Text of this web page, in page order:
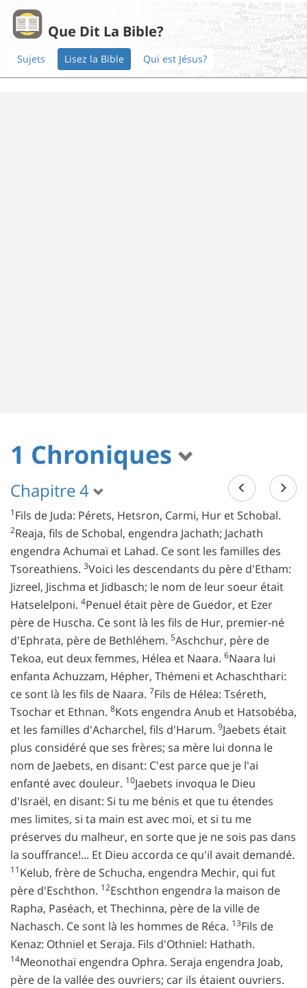
Que Dit La Bible?
Sujets Lisez la Bible Qui est Jésus?
1 Chroniques
Chapitre 4
1Fils de Juda: Pérets, Hetsron, Carmi, Hur et Schobal.
2Reaja, fils de Schobal, engendra Jachath; Jachath
engendra Achumaï et Lahad. Ce sont les familles des
Tsoreathiens. 3Voici les descendants du père d'Etham:
Jizreel, Jischma et Jidbasch; le nom de leur soeur était
Hatselelponi. 4Penuel était père de Guedor, et Ezer
père de Huscha. Ce sont là les fils de Hur, premier-né
d'Ephrata, père de Bethléhem. 5Aschchur, père de
Tekoa, eut deux femmes, Hélea et Naara. 6Naara lui
enfanta Achuzzam, Hépher, Thémeni et Achaschthari:
ce sont là les fils de Naara. 7Fils de Hélea: Tséreth,
Tsochar et Ethnan. 8Kots engendra Anub et Hatsobéba,
et les familles d'Acharchel, fils d'Harum. 9Jaebets était
plus considéré que ses frères; sa mère lui donna le
nom de Jaebets, en disant: C'est parce que je l'ai
enfanté avec douleur. 10Jaebets invoqua le Dieu
d'Israël, en disant: Si tu me bénis et que tu étendes
mes limites, si ta main est avec moi, et si tu me
préserves du malheur, en sorte que je ne sois pas dans
la souffrance!... Et Dieu accorda ce qu'il avait demandé.
11Kelub, frère de Schucha, engendra Mechir, qui fut
père d'Eschthon. 12Eschthon engendra la maison de
Rapha, Paséach, et Thechinna, père de la ville de
Nachasch. Ce sont là les hommes de Réca. 13Fils de
Kenaz: Othniel et Seraja. Fils d'Othniel: Hathath.
14Meonothaï engendra Ophra. Seraja engendra Joab,
père de la vallée des ouvriers; car ils étaient ouvriers.